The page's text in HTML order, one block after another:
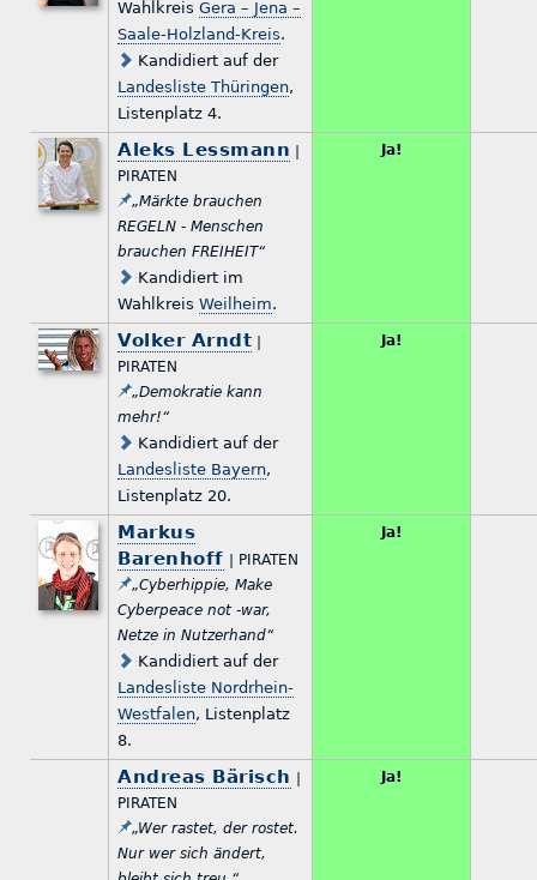
WahlkreisGera – Jena –
Saale-Holzland-Kreis.
Kandidiert auf der
Landesliste Thüringen,
Listenplatz 4.
Aleks Lessmann
PIRATEN
„Märkte brauchen
REGELN - Menschen
brauchen FREIHEIT“
Kandidiert im
WahlkreisWeilheim.
Ja!
Volker Arndt
PIRATEN
„Demokratie kann
mehr!“
Kandidiert auf der
Landesliste Bayern,
Listenplatz 20.
Ja!
Markus
Barenhoff | PIRATEN
„Cyberhippie, Make
Cyberpeace not -war,
Netze in Nutzerhand“
Kandidiert auf der
Landesliste Nordrhein-
Westfalen, Listenplatz
8.
Ja!
Andreas Bärisch
PIRATEN
„Wer rastet, der rostet.
Nur wer sich ändert,
Ja!